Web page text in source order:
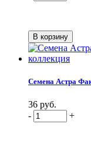
Семена Астра
36 руб.
-
+